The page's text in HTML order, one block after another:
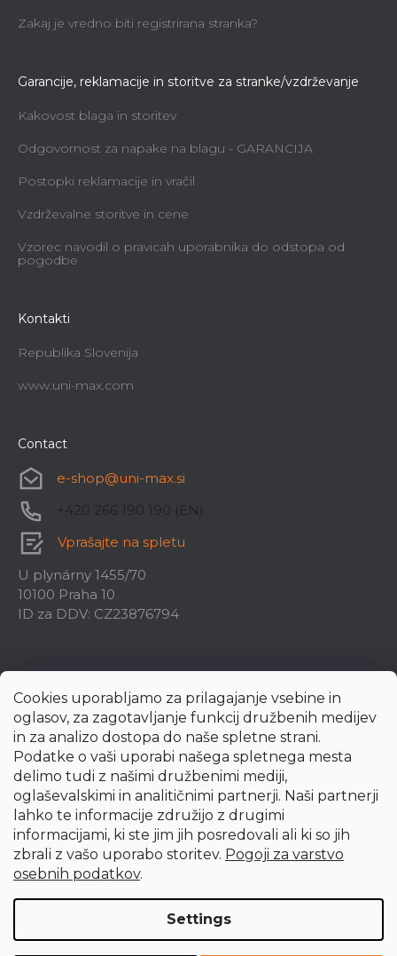
Cookies uporabljamo za prilagajanje vsebine in
oglasov, za zagotavljanje funkcij družbenih medijev
in za analizo dostopa do naše spletne strani.
Podatke o vaši uporabi našega spletnega mesta
delimo tudi z našimi družbenimi mediji,
oglaševalskimi in analitičnimi partnerji. Naši partnerji
lahko te informacije združijo z drugimi
informacijami, ki ste jim jih posredovali ali ki so jih
zbrali z vašo uporabo storitev. Pogoji za varstvo
osebnih podatkov.
Settings
Zakaj je vredno biti registrirana stranka?
Garancije, reklamacije in storitve za stranke/vzdrževanje
Kakovost blaga in storitev
Odgovornost za napake na blagu - GARANCIJA
Postopki reklamacije in vračil
Vzdrževalne storitve in cene
Vzorec navodil o pravicah uporabnika do odstopa od
pogodbe
Kontakti
Republika Slovenija
www.uni-max.com
Contact
e-shop@uni-max.si
+420 266 190 190 (EN)
Vprašajte na spletu
U plynárny 1455/70
10100 Praha 10
ID za DDV: CZ23876794
Created by Shoptet Premium
settings